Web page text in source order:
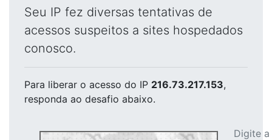
Seu IP fez diversas tentativas de
acessos suspeitos a sites hospedados
conosco.
Para liberar o acesso do IP 216.73.217.153,
responda ao desafio abaixo.
Digite